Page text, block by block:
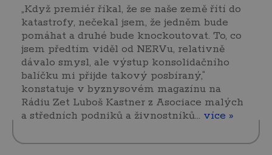
„Když premiér říkal, že se naše země řítí do
katastrofy, nečekal jsem, že jedněm bude
pomáhat a druhé bude knockoutovat. To, co
jsem předtím viděl od NERVu, relativně
dávalo smysl, ale výstup konsolidačního
balíčku mi přijde takový posbíraný,“
konstatuje v byznysovém magazínu na
Rádiu Zet Luboš Kastner z Asociace malých
a středních podniků a živnostníků… více »